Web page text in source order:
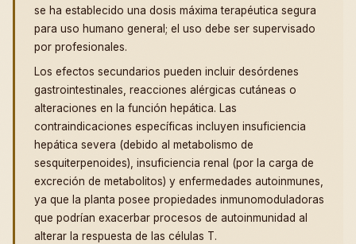
se ha establecido una dosis máxima terapéutica segura
para uso humano general; el uso debe ser supervisado
por profesionales.
Los efectos secundarios pueden incluir desórdenes
gastrointestinales, reacciones alérgicas cutáneas o
alteraciones en la función hepática. Las
contraindicaciones específicas incluyen insuficiencia
hepática severa (debido al metabolismo de
sesquiterpenoides), insuficiencia renal (por la carga de
excreción de metabolitos) y enfermedades autoinmunes,
ya que la planta posee propiedades inmunomoduladoras
que podrían exacerbar procesos de autoinmunidad al
alterar la respuesta de las células T.